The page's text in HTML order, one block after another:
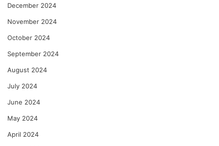
December 2024
November 2024
October 2024
September 2024
August 2024
July 2024
June 2024
May 2024
April 2024